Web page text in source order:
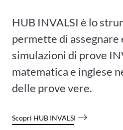
HUB INVALSI è lo
permette di assegnare
simulazioni di prove
matematica e inglese
delle prove vere.
Scopri HUB INVALSI